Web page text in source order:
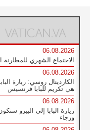
06.08.2026
الاجتماع الشهري للمطارنة
06.08.2026
الكاردينال روسي: زيارة
هي تكريم للبابا فرنسيس
06.08.2026
زيارة البابا إلى البيرو
ورجاء